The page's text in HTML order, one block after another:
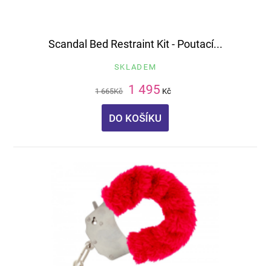
Scandal Bed Restraint Kit - Poutací...
SKLADEM
1 665Kč 1 495 Kč
DO KOŠÍKU